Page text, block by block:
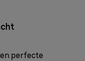
perfecte